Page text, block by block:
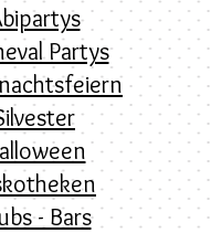
Partys
- Bars